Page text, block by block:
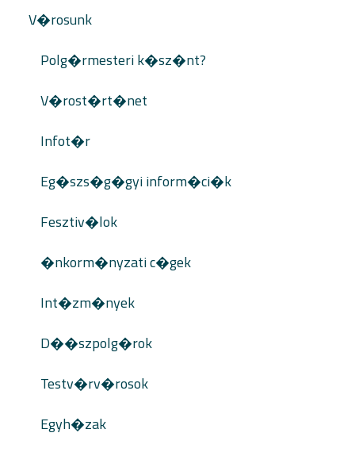
V�rosunk
Polg�rmesteri k�sz�nt?
V�rost�rt�net
Infot�r
Eg�szs�g�gyi inform�ci�k
Fesztiv�lok
�nkorm�nyzati c�gek
Int�zm�nyek
D��szpolg�rok
Testv�rv�rosok
Egyh�zak